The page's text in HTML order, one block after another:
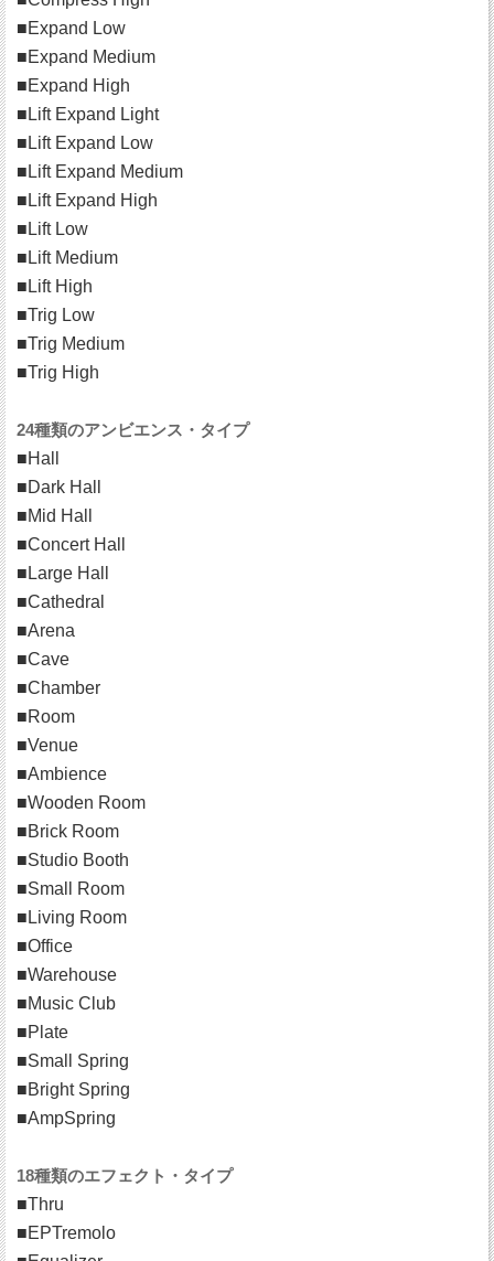
■Expand Low
■Expand Medium
■Expand High
■Lift Expand Light
■Lift Expand Low
■Lift Expand Medium
■Lift Expand High
■Lift Low
■Lift Medium
■Lift High
■Trig Low
■Trig Medium
■Trig High
24種類のアンビエンス・タイプ
■Hall
■Dark Hall
■Mid Hall
■Concert Hall
■Large Hall
■Cathedral
■Arena
■Cave
■Chamber
■Room
■Venue
■Ambience
■Wooden Room
■Brick Room
■Studio Booth
■Small Room
■Living Room
■Office
■Warehouse
■Music Club
■Plate
■Small Spring
■Bright Spring
■AmpSpring
18種類のエフェクト・タイプ
■Thru
■EPTremolo